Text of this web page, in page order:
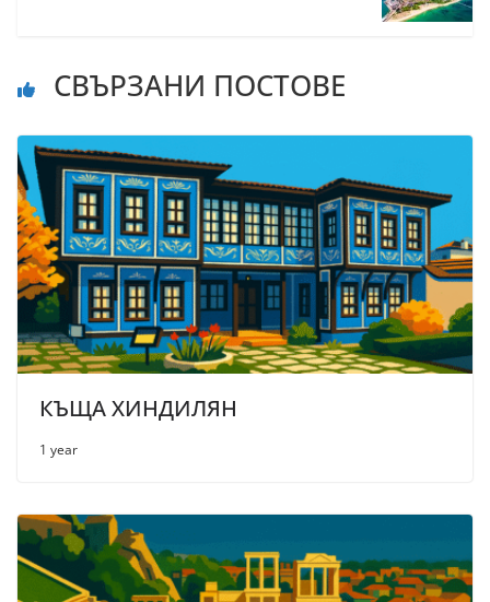
СВЪРЗАНИ ПОСТОВЕ
КЪЩА ХИНДИЛЯН
1 year